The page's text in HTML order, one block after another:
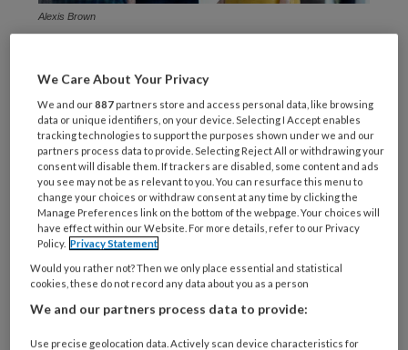
Alexis Brown
label
Voor haar promotie deed Koster onderzoek
naar de ontwikkeling van persoonlijkheid bij
jongeren en hoe persoonlijkheidsproblematiek
ontstaat. ‘We worden allemaal als baby
geboren en op een gegeven moment zijn er
mensen die met persoonlijkheidsproblemen te
maken krijgen. Hoe ontstaan die? Tot nu toe
worden deze problemen gelabeld als
stoornissen en heerst het idee dat mensen
We Care About Your Privacy
We and our887 partners store and access personal data, like browsing
data or unique identifiers, on your device. Selecting I Accept enables
tracking technologies to support the purposes shown under we and our
partners process data to provide. Selecting Reject All or withdrawing your
consent will disable them. If trackers are disabled, some content and ads
you see may not be as relevant to you. You can resurface this menu to
change your choices or withdraw consent at any time by clicking the
Manage Preferences link on the bottom of the webpage. Your choices will
have effect within our Website. For more details, refer to our Privacy
Policy. Privacy Statement
Would you rather not? Then we only place essential and statistical
cookies, these do not record any data about you as a person
We and our partners process data to provide:
Use precise geolocation data. Actively scan device characteristics for